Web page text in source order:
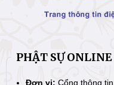
PHẬT SỰ ONLINE
Đơn vị: Cổng thông